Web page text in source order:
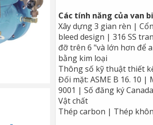
Các tính năng của van
Xây dựng 3 gian rèn |
bleed design | 316 SS
đỡ trên 6 "và lớn hơn để
bằng kim loại
Thông số kỹ thuật thiết
Đối mặt: ASME B 16. 10 |
9001 | Số đăng ký
Vật chất
Thép carbon | Thép